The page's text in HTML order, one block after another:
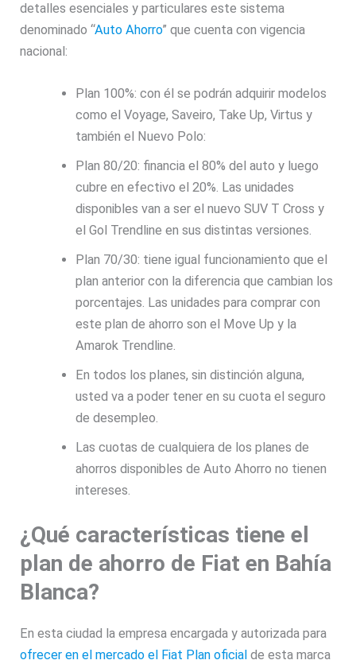
detalles esenciales y particulares este sistema
denominado “Auto Ahorro” que cuenta con vigencia
nacional:
Plan 100%: con él se podrán adquirir modelos
como el Voyage, Saveiro, Take Up, Virtus y
también el Nuevo Polo:
Plan 80/20: financia el 80% del auto y luego
cubre en efectivo el 20%. Las unidades
disponibles van a ser el nuevo SUV T Cross y
el Gol Trendline en sus distintas versiones.
Plan 70/30: tiene igual funcionamiento que el
plan anterior con la diferencia que cambian los
porcentajes. Las unidades para comprar con
este plan de ahorro son el Move Up y la
Amarok Trendline.
En todos los planes, sin distinción alguna,
usted va a poder tener en su cuota el seguro
de desempleo.
Las cuotas de cualquiera de los planes de
ahorros disponibles de Auto Ahorro no tienen
intereses.
¿Qué características tiene el
plan de ahorro de Fiat en Bahía
Blanca?
En esta ciudad la empresa encargada y autorizada para
ofrecer en el mercado el Fiat Plan oficial de esta marca